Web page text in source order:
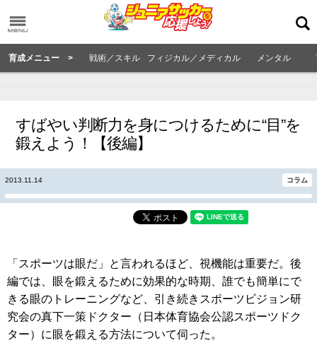
育成メニュー > 戦術／スキル フィジカル／メディカル メンタル
すばやい判断力を身につけるために“目”を
鍛えよう！【後編】
2013.11.14 コラム
「スポーツは眼だ」と言われるほど、視機能は重要だ。後
編では、眼を鍛えるために効果的な時期、誰でも簡単にで
きる眼のトレーニングなど、引き続きスポーツビジョン研
究会の真下一策ドクター（日本体育協会公認スポーツドク
ター）に眼を鍛える方法について伺った。